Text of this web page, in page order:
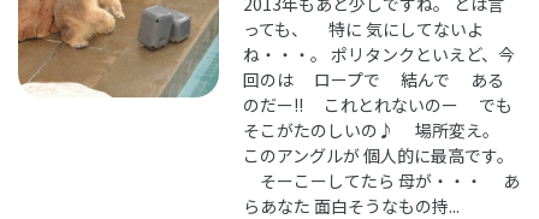
っても、 特に 気にしてないよ
ね・・・。 ポリタンクといえど、今
回のは ロープで 結んで ある
のだー!! これとれないのー でも
そこがたのしいの♪ 場所変え。
このアングルが 個人的に最高です。
そーこーしてたら 母が・・・ あ
らあなた 面白そうなもの持...